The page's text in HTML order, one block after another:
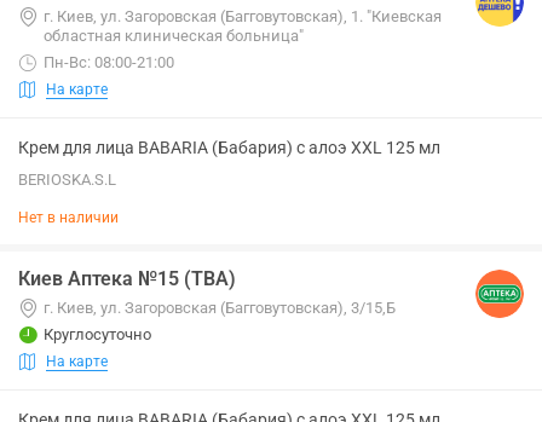
г. Киев, ул. Загоровская (Багговутовская), 1. "Киевская
областная клиническая больница"
Пн-Вс: 08:00-21:00
На карте
Крем для лица BABARIA (Бабария) с алоэ XXL 125 мл
BERIOSKA.S.L
Нет в наличии
Киев Аптека №15 (ТВА)
г. Киев, ул. Загоровская (Багговутовская), 3/15,Б
Круглосуточно
На карте